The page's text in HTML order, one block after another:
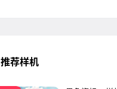
推荐样机